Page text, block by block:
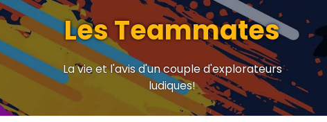
Les Teammates
La vie et l'avis d'un couple d'explorateurs
ludiques!